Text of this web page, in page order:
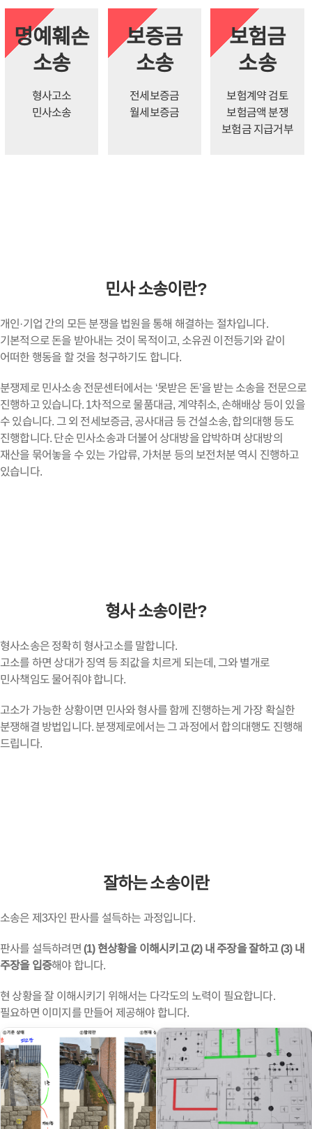
명예훼손
소송
형사고소
민사소송
보증금
소송
전세보증금
월세보증금
보험금
소송
보험계약 검토
보험금액 분쟁
보험금 지급거부
민사 소송이란?
개인·기업 간의 모든 분쟁을 법원을 통해 해결하는 절차입니다.
기본적으로 돈을 받아내는 것이 목적이고, 소유권 이전등기와 같이
어떠한 행동을 할 것을 청구하기도 합니다.
분쟁제로 민사소송 전문센터에서는 ‘못받은 돈’을 받는 소송을 전문으로
진행하고 있습니다. 1차적으로 물품대금, 계약취소, 손해배상 등이 있을
수 있습니다. 그 외 전세보증금, 공사대금 등 건설소송, 합의대행 등도
진행합니다. 단순 민사소송과 더불어 상대방을 압박하며 상대방의
재산을 묶어놓을 수 있는 가압류, 가처분 등의 보전처분 역시 진행하고
있습니다.
형사 소송이란?
형사소송은 정확히 형사고소를 말합니다.
고소를 하면 상대가 징역 등 죄값을 치르게 되는데, 그와 별개로
민사책임도 물어줘야 합니다.
고소가 가능한 상황이면 민사와 형사를 함께 진행하는게 가장 확실한
분쟁해결 방법입니다. 분쟁제로에서는 그 과정에서 합의대행도 진행해
드립니다.
잘하는 소송이란
소송은 제3자인 판사를 설득하는 과정입니다.
판사를 설득하려면(1) 현상황을 이해시키고(2) 내 주장을 잘하고(3) 내
주장을 입증해야 합니다.
현 상황을 잘 이해시키기 위해서는 다각도의 노력이 필요합니다.
필요하면 이미지를 만들어 제공해야 합니다.